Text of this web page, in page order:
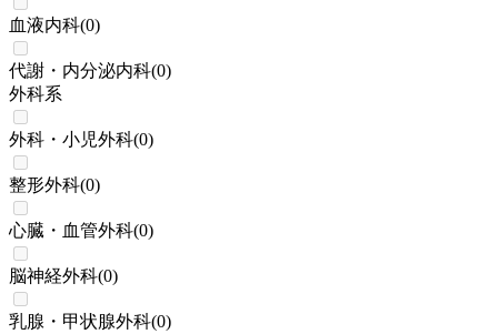
血液内科(0)
代謝・内分泌内科(0)
外科系
外科・小児外科(0)
整形外科(0)
心臓・血管外科(0)
脳神経外科(0)
乳腺・甲状腺外科(0)